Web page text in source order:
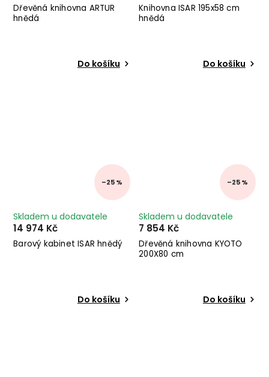
Dřevěná knihovna ARTUR
hnědá
Do košíku
Knihovna ISAR 195x58 cm
hnědá
Do košíku
–25 %
Barový kabinet ISAR hnědý
Skladem u dodavatele
14 974 Kč
Do košíku
–25 %
Dřevěná knihovna KYOTO
200X80 cm
Skladem u dodavatele
7 854 Kč
Do košíku